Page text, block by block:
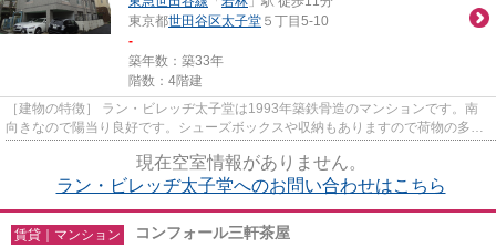
東京都世田谷区太子堂 ５丁目5-10
-
築年数：築33年
階数：4階建
［建物の特徴］ ラン・ビレッヂ太子堂は1993年築鉄骨造のマンションです。南
向きなので陽当り良好です。シューズボックスや収納もありますので荷物の多い
方も安心です。敷地内に自転車...
現在空室情報がありません。
ラン・ビレッヂ太子堂へのお問い合わせはこちら
賃貸｜マンション コンフォール三軒茶屋